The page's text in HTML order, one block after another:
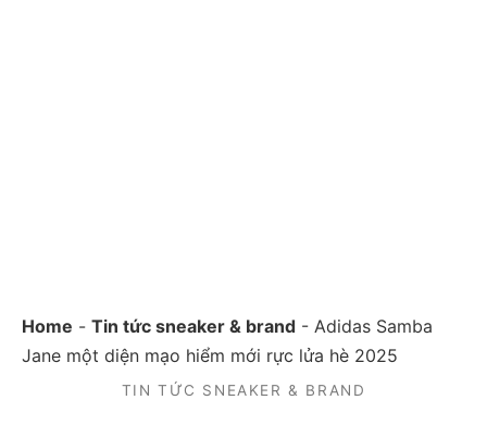
Home - Tin tức sneaker & brand - Adidas Samba
Jane một diện mạo hiểm mới rực lửa hè 2025
TIN TỨC SNEAKER & BRAND